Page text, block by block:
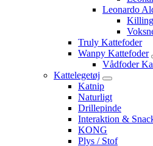
Leonardo
Truly Kattefoder
Wanpy Kattefoder
Vådfoder
Kattelegetøj
Katnip
Naturligt
Drillepinde
Interaktion &
KONG
Plys / Stof